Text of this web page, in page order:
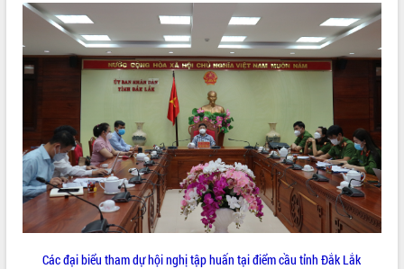
ĐIỂM TIN VĂN BẢN
QUY HOẠCH - KẾ HOẠCH
Các đại biểu tham dự hội nghị tập huấn tại điểm cầu tỉnh Đắk Lắk